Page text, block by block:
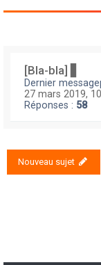
[Bla-bla] ▋
Dernier
27 mars 2019,
Réponses : 58
Nouveau sujet